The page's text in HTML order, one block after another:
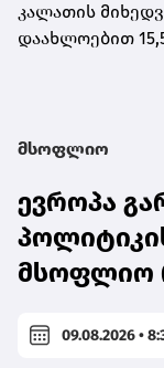
კალათის
დაახლოებით
მსოფლიო
ევროპა
მსოფლიო
09.08.2026 •